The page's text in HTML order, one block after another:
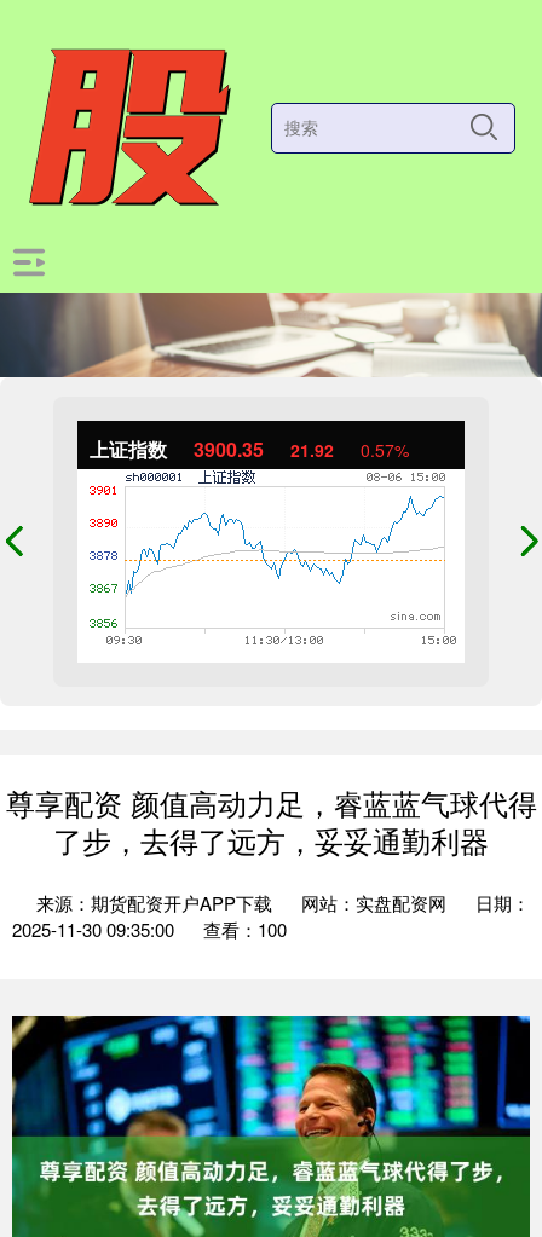
上证指数 3900.35 21.92 0.57%
尊享配资 颜值高动力足，睿蓝蓝气球代得
了步，去得了远方，妥妥通勤利器
来源：期货配资开户APP下载 网站：实盘配资网
日期：
2025-11-30 09:35:00
查看：100